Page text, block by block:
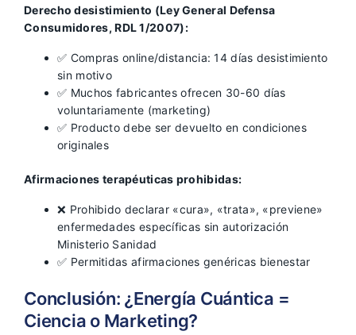
Derecho desistimiento (Ley General Defensa
Consumidores, RDL 1/2007):
✅ Compras online/distancia: 14 días desistimiento
sin motivo
✅ Muchos fabricantes ofrecen 30-60 días
voluntariamente (marketing)
✅ Producto debe ser devuelto en condiciones
originales
Afirmaciones terapéuticas prohibidas:
❌ Prohibido declarar «cura», «trata», «previene»
enfermedades específicas sin autorización
Ministerio Sanidad
✅ Permitidas afirmaciones genéricas bienestar
Conclusión: ¿Energía Cuántica =
Ciencia o Marketing?